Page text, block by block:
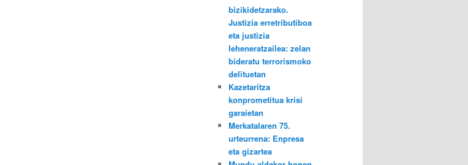
bizikidetzarako.
Justizia erretributiboa
eta justizia
leheneratzailea: zelan
bideratu terrorismoko
delituetan
Kazetaritza
konprometitua krisi
garaietan
Merkatalaren 75.
urteurrena: Enpresa
eta gizartea